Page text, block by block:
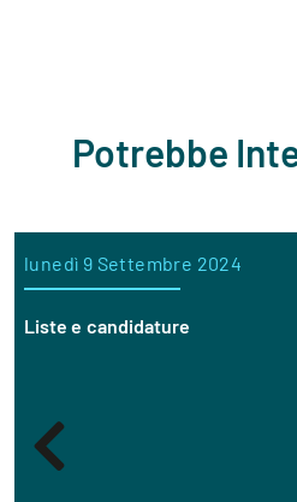
Potrebbe
lunedì 9 Settembre 2024
Liste e candidature